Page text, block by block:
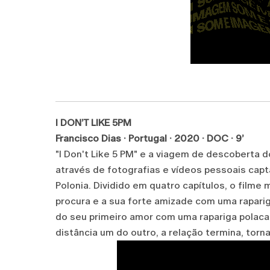
I DON’T LIKE 5PM
Francisco Dias · Portugal · 2020 · DOC · 9’
"I Don't Like 5 PM" e a viagem de descoberta
através de fotografias e vídeos pessoais
Polonia. Dividido em quatro capítulos, o filme
procura e a sua forte amizade com uma
do seu primeiro amor com uma rapariga
distância um do outro, a relação termina,